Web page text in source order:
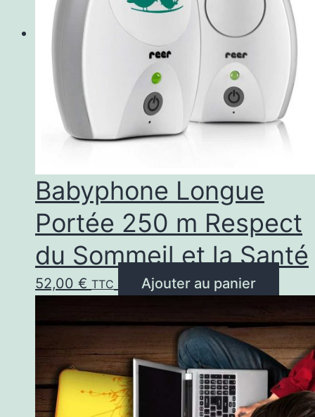
Babyphone Longue
Portée 250 m Respect
du Sommeil et la Santé
52,00 € TTC Ajouter au panier